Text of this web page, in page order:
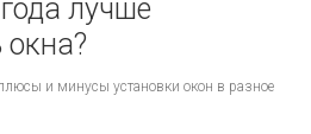
лучше
окна?
и минусы установки окон в разное